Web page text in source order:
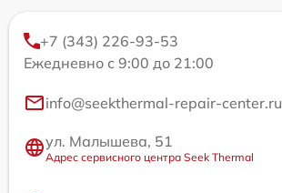
+7 (343) 226-93-53
Ежедневно с 9:00 до 21:00
info@seekthermal-repair-center.ru
ул. Малышева, 51
Адрес сервисного центра Seek Thermal